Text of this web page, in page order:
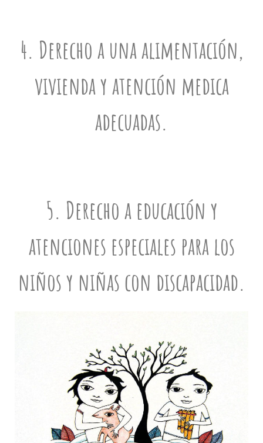
4. Derecho a una alimentación,
vivienda y atención medica
adecuadas.
5. Derecho a educación y
atenciones especiales para los
niños y niñas con discapacidad.